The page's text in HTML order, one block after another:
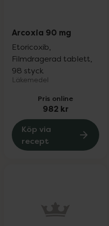
Arcoxia 90 mg
Etoricoxib,
Filmdragerad tablett,
98 styck
Läkemedel
Pris online
982 kr
Köp via
recept